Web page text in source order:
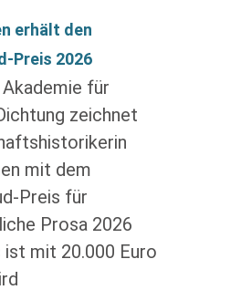
erhält den
Preis 2026
für
zeichnet
mit dem
Preis für
Prosa 2026
ist mit 20.000 Euro